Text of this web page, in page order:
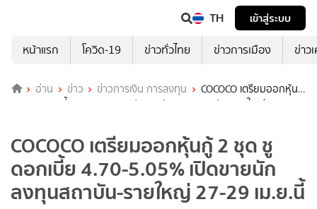
TH
เข้าสู่ระบบ
หน้าแรก
โควิด-19 ข่าวทั่วไทย ข่าวการเมือง ข่าว
อ่าน ข่าว ข่าวการเงิน การลงทุน
COCOCO เตรียมออกหุ้นกู้
2 ชุด ชูดอกเบี้ย 4.70-5.05% เปิดขายนักลงทุนสถาบัน-รายใหญ่ 27-29
COCOCO เตรียมออกหุ้นกู้ 2 ชุด ชู
ดอกเบี้ย 4.70-5.05% เปิดขายนัก
ลงทุนสถาบัน-รายใหญ่ 27-29 เม.ย.นี้